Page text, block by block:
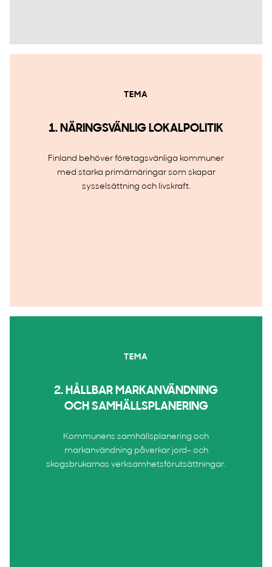
TEMA
1. NÄRINGSVÄNLIG LOKALPOLITIK
Finland behöver företagsvänliga kommuner
med starka primärnäringar som skapar
sysselsättning och livskraft.
TEMA
2. HÅLLBAR MARKANVÄNDNING
OCH SAMHÄLLSPLANERING
Kommunens samhällsplanering och
markanvändning påverkar jord- och
skogsbrukarnas verksamhetsförutsättningar.